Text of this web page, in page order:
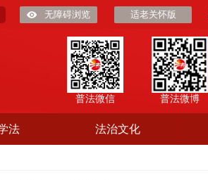
无障碍浏览 适老关怀版
普法微博
普法微信
法 法治文化